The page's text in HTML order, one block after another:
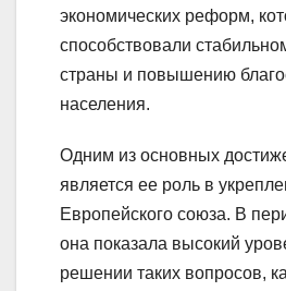
экономических реформ,
способствовали
страны и повышению
населения.
Одним из основных
является ее роль в
Европейского союза. В
она показала высокий
решении таких вопросов,